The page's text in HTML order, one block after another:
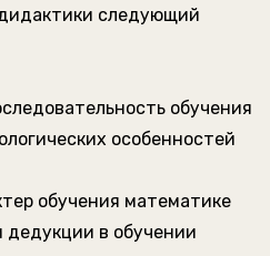
следующий
обучения
особенностей
обучения математике
дедукции в обучении